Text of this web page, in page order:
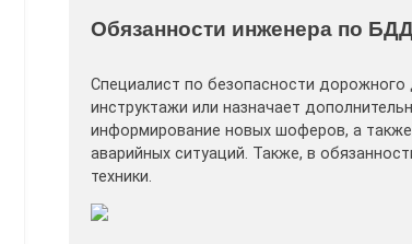
Обязанности инженера по
Специалист по безопасности дорожного
инструктажи или назначает
информирование новых шоферов, а
аварийных ситуаций. Также, в
техники.